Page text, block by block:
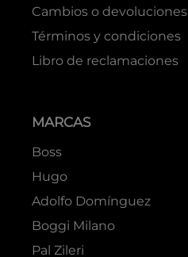
Cambios o devoluciones
Términos y condiciones
Libro de reclamaciones
MARCAS
Boss
Hugo
Adolfo Domínguez
Boggi Milano
Pal Zileri